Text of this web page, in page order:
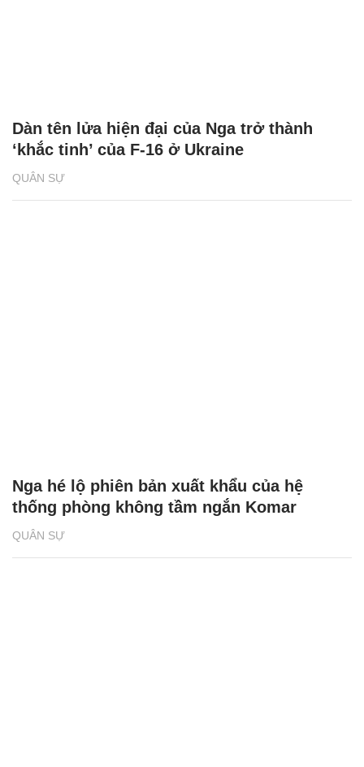
QUÂN SỰ
Dàn tên lửa hiện đại của Nga trở thành
‘khắc tinh’ của F-16 ở Ukraine
QUÂN SỰ
Nga hé lộ phiên bản xuất khẩu của hệ
thống phòng không tầm ngắn Komar